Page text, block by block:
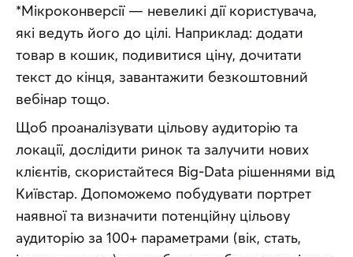
*Мікроконверсії — невеликі дії користувача,
які ведуть його до цілі. Наприклад: додати
товар в кошик, подивитися ціну, дочитати
текст до кінця, завантажити безкоштовний
вебінар тощо.
Щоб проаналізувати цільову аудиторію та
локації, дослідити ринок та залучити нових
клієнтів, скористайтеся Big-Data рішеннями від
Київстар. Допоможемо побудувати портрет
наявної та визначити потенційну цільову
аудиторію за 100+ параметрами (вік, стать,